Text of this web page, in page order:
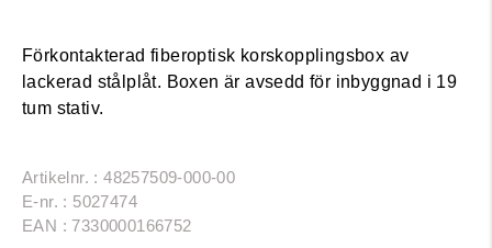
Förkontakterad fiberoptisk korskopplingsbox av
lackerad stålplåt. Boxen är avsedd för inbyggnad i 19
tum stativ.
Artikelnr. : 48257509-000-00
E-nr. : 5027474
EAN : 7330000166752